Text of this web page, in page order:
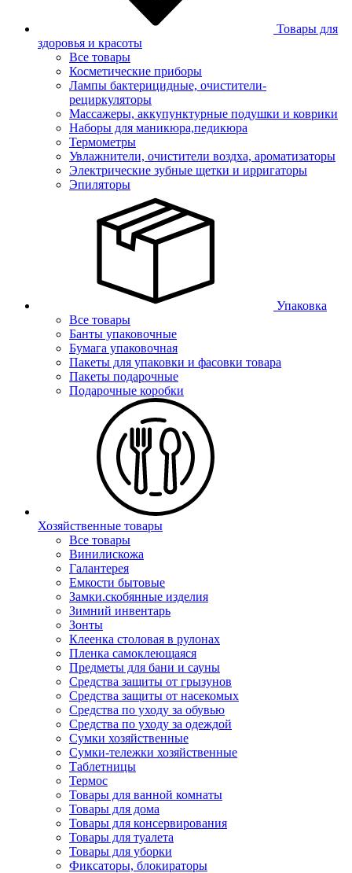
Товары для
здоровья и красоты
Все товары
Косметические приборы
Лампы бактерицидные, очистители-
рециркуляторы
Массажеры, аккупунктурные подушки и коврики
Наборы для маникюра,педикюра
Термометры
Увлажнители, очистители воздха, ароматизаторы
Электрические зубные щетки и ирригаторы
Эпиляторы
Упаковка
Все товары
Банты упаковочные
Бумага упаковочная
Пакеты для упаковки и фасовки товара
Пакеты подарочные
Подарочные коробки
Хозяйственные товары
Все товары
Винилискожа
Галантерея
Емкости бытовые
Замки.скобянные изделия
Зимний инвентарь
Зонты
Клеенка столовая в рулонах
Пленка самоклеющаяся
Предметы для бани и сауны
Средства защиты от грызунов
Средства защиты от насекомых
Средства по уходу за обувью
Средства по уходу за одеждой
Сумки хозяйственные
Сумки-тележки хозяйственные
Таблетницы
Термос
Товары для ванной комнаты
Товары для дома
Товары для консервирования
Товары для туалета
Товары для уборки
Фиксаторы, блокираторы